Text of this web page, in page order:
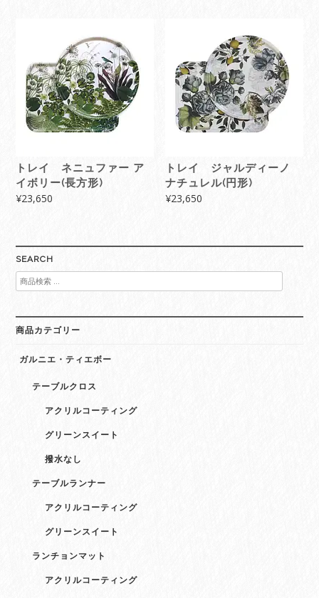
トレイ ネニュファー ア
イボリー(長方形)
¥23,650
トレイ ジャルディーノ
ナチュレル(円形)
¥23,650
SEARCH
検
索
象:
商品カテゴリー
ガルニエ・ティエボー
テーブルクロス
アクリルコーティング
グリーンスイート
撥水なし
テーブルランナー
アクリルコーティング
グリーンスイート
ランチョンマット
アクリルコーティング